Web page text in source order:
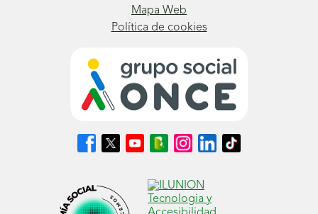
Mapa Web
Política de cookies
Síguenos
en
abrirá
en
Síguenos
en
abrirá
en
Síguenos
en
abrirá
en
Síguenos
en
Blog
ONCE
(se
Síguenos
en
(se
abrirá
en
Síguenos
en
(se
abrirá
en
Síguenos
en